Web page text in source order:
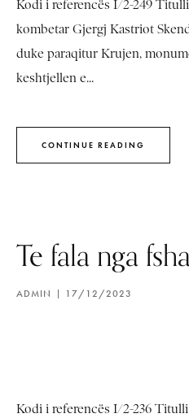
Kodi i referencës I/2-249
kombetar Gjergj Kastriot
duke paraqitur Krujen,
keshtjellen e...
CONTINUE READING
Te fala nga
ADMIN 17/12/2023
Kodi i referencës I/2-236